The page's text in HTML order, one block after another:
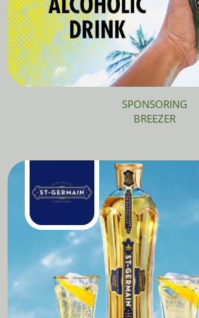
SPONSORING
BREEZER